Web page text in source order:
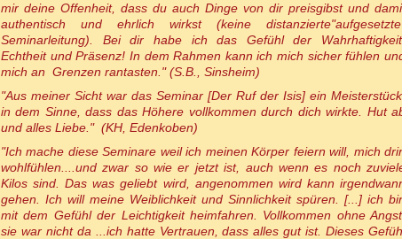
mir deine Offenheit, dass du auch Dinge von dir preisgibst und
authentisch und ehrlich wirkst (keine
Seminarleitung). Bei dir habe ich das Gefühl der Wahrhaftigkeit,
Echtheit und Präsenz! In dem Rahmen kann ich mich sicher fühlen
mich an Grenzen rantasten." (S.B., Sinsheim)
"Aus meiner Sicht war das Seminar [Der Ruf der Isis] ein Meisterstück,
in dem Sinne, dass das Höhere vollkommen durch dich wirkte. Hut
und alles Liebe." (KH, Edenkoben)
"Ich mache diese Seminare weil ich meinen Körper feiern will, mich
wohlfühlen....und zwar so wie er jetzt ist, auch wenn es noch
Kilos sind. Das was geliebt wird, angenommen wird kann
gehen. Ich will meine Weiblichkeit und Sinnlichkeit spüren. [...] ich
mit dem Gefühl der Leichtigkeit heimfahren. Vollkommen ohne Angst,
sie war nicht da ...ich hatte Vertrauen, dass alles gut ist. Dieses